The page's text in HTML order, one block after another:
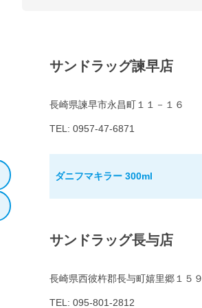
サンドラッグ諫早店
長崎県諫早市永昌町１１－１６
TEL: 0957-47-6871
ダニフマキラー 300ml
サンドラッグ長与店
長崎県西彼杵郡長与町嬉里郷１５９
TEL: 095-801-2812